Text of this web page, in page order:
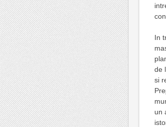
In
de
si
un